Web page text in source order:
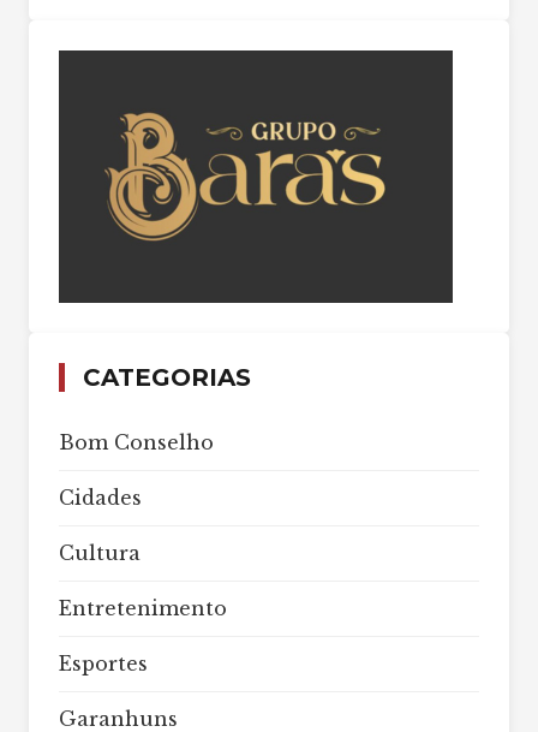
CATEGORIAS
Bom Conselho
Cidades
Cultura
Entretenimento
Esportes
Garanhuns